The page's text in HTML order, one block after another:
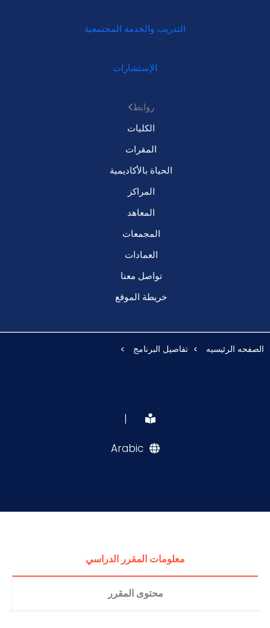
التدريب والخدمة المجتمعية
الإستشارات
روابط
الكليات
المقرات
الحياة بالأكاديمية
المراكز
المعاهد
المجمعات
العمادات
تواصل معنا
خريطة الموقع
الصفحه الرئيسيه تفاصيل البرنامج
|
Arabic
معلومات المقرر الدراسي
محتوى المقرر